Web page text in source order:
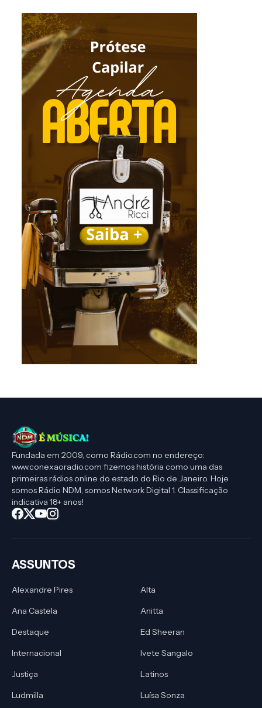
Fundada em 2009, como Rádio.com no endereço:
www.conexaoradio.com fizemos história como uma das
primeiras rádios online do estado do Rio de Janeiro. Hoje
somos Rádio NDM, somos Network Digital 1. Classificação
indicativa 18+ anos!
ASSUNTOS
Alexandre Pires
Alta
Ana Castela
Anitta
Destaque
Ed Sheeran
Internacional
Ivete Sangalo
Justiça
Latinos
Ludmilla
Luísa Sonza